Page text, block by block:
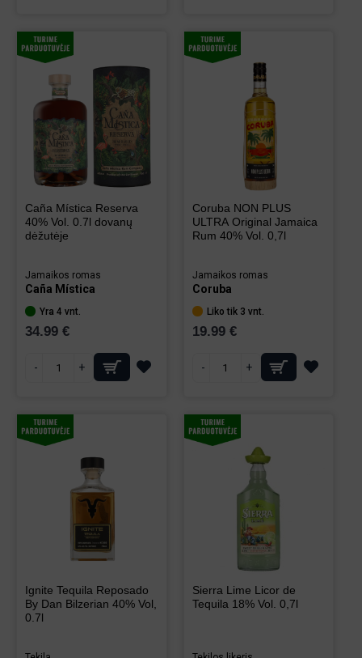
Caña Mística Reserva
40% Vol. 0.7l dovanų
dėžutėje
Jamaikos romas
Caña Mística
Yra 4 vnt.
34.99 €
- +
Coruba NON PLUS
ULTRA Original Jamaica
Rum 40% Vol. 0,7l
Jamaikos romas
Coruba
Liko tik 3 vnt.
19.99 €
- +
Ignite Tequila Reposado
By Dan Bilzerian 40% Vol,
0.7l
Sierra Lime Licor de
Tequila 18% Vol. 0,7l